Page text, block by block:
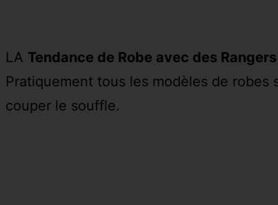
LA Tendance de Robe avec des Rangers
Pratiquement tous les modèles de
couper le souffle.